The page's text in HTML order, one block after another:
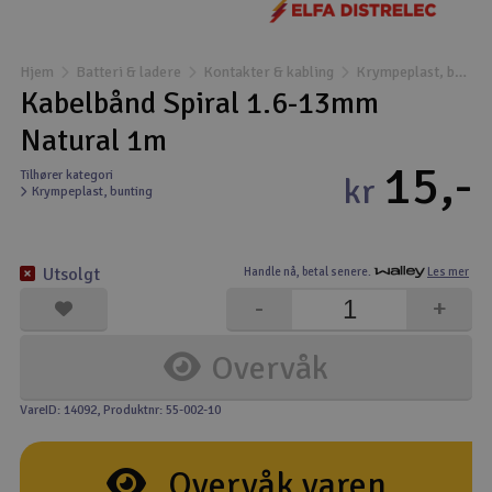
Droner
Droner for FPV
Fly
Helikopter
Kamerautstyr
Modellbygging, LEGO & byggesett
Modelljernbane
Motor & tilbehør
Hjem Batteri & ladere Kontakter & kabling Krympeplast, bunting
Kabelbånd Spiral 1.6-13mm
Natural 1m
Tilhører kategori
Krympeplast, bunting
Handle nå, betal senere. Les mer
kr 15,-
Overvåk
+
-
Utsolgt
VareID: 14092, Produktnr: 55-002-10